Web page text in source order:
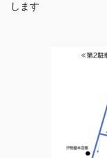
します